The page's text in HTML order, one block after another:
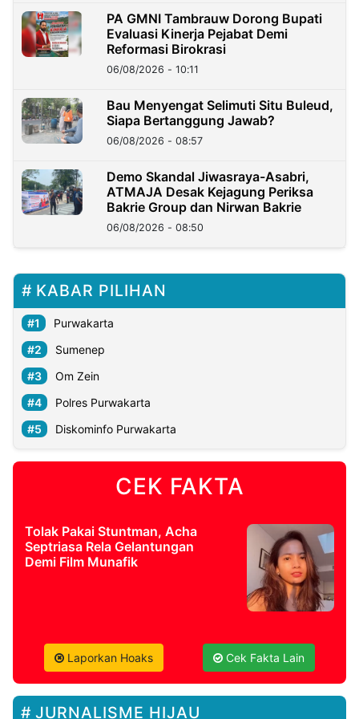
PA GMNI Tambrauw Dorong Bupati
Evaluasi Kinerja Pejabat Demi
Reformasi Birokrasi
06/08/2026 - 10:11
Bau Menyengat Selimuti Situ Buleud,
Siapa Bertanggung Jawab?
06/08/2026 - 08:57
Demo Skandal Jiwasraya-Asabri,
ATMAJA Desak Kejagung Periksa
Bakrie Group dan Nirwan Bakrie
06/08/2026 - 08:50
KABAR PILIHAN
Purwakarta
Sumenep
Om Zein
Polres Purwakarta
Diskominfo Purwakarta
CEK FAKTA
Tolak Pakai Stuntman, Acha
Septriasa Rela Gelantungan
Demi Film Munafik
Laporkan Hoaks Cek Fakta Lain
JURNALISME HIJAU